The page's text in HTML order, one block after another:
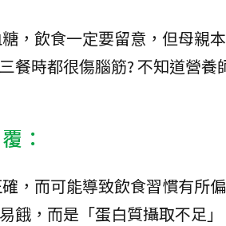
，飲食一定要留意，但母親
餐時都很傷腦筋? 不知道營養
：
，而可能導致飲食習慣有所
餓，而是「蛋白質攝取不足